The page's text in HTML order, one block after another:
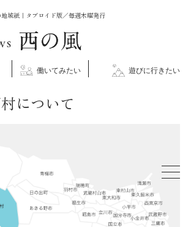
域紙｜タブロイド版／毎週木曜発行
働いてみたい 遊びに行きたい
について